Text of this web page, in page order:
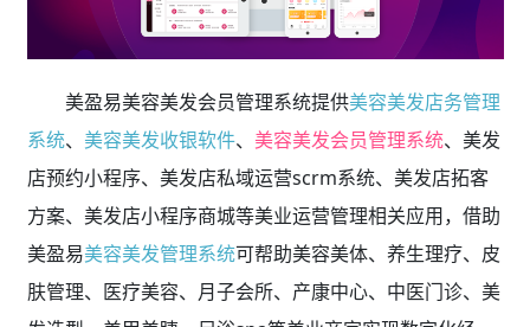
美盈易美容美发会员管理系统提供美容美发店务管理
系统、 美容美发收银软件、 美容美发会员管理系统、美发
店预约小程序、美发店私域运营scrm系统、美发店拓客
方案、美发店小程序商城等美业运营管理相关应用，借助
美盈易美容美发管理系统可帮助美容美体、养生理疗、皮
肤管理、医疗美容、月子会所、产康中心、中医门诊、美